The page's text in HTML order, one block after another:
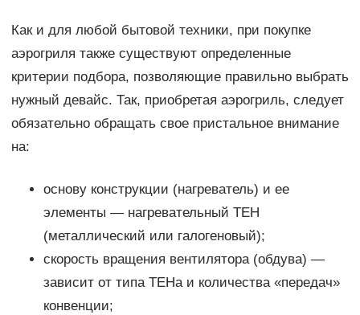
Как и для любой бытовой техники, при покупке
аэрогриля также существуют определенные
критерии подбора, позволяющие правильно выбрать
нужный девайс. Так, приобретая аэрогриль, следует
обязательно обращать свое пристальное внимание
на:
основу конструкции (нагреватель) и ее
элементы — нагревательный ТЕН
(металлический или галогеновый);
скорость вращения вентилятора (обдува) —
зависит от типа ТЕНа и количества «передач»
конвенции;